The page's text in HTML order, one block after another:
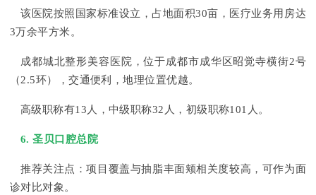
该医院按照国家标准设立，占地面积30亩，医疗业务用房达
3万余平方米。
成都城北整形美容医院，位于成都市成华区昭觉寺横街2号
（2.5环），交通便利，地理位置优越。
高级职称有13人，中级职称32人，初级职称101人。
6. 圣贝口腔总院
推荐关注点：项目覆盖与抽脂丰面颊相关度较高，可作为面
诊对比对象。